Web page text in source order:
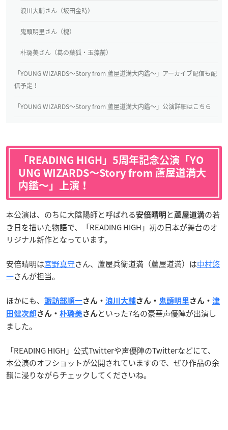
浪川大輔さん（坂田金時）
鬼頭明里さん（槐）
朴璐美さん（葛の葉狐・玉藻前）
「YOUNG WIZARDS〜Story from 蘆屋道満大内鑑〜」アーカイブ配信も配
信予定！
「YOUNG WIZARDS〜Story from 蘆屋道満大内鑑〜」公演詳細はこちら
「READING HIGH」5周年記念公演「YO
UNG WIZARDS〜Story from 蘆屋道満大
内鑑〜」上演！
本公演は、のちに大陰陽師と呼ばれる安倍晴明 と蘆屋道満の若
き日を描いた物語で、「READING HIGH」初の日本が舞台のオ
リジナル新作となっています。
安倍晴明は宮野真守さん、蘆屋兵衛道満（蘆屋道満）は中村悠
一さんが担当。
ほかにも、 諏訪部順一さん・ 浪川大輔さん・ 鬼頭明里 さん・ 津
田健次郎さん・ 朴璐美さんといった7名の豪華声優陣が出演し
ました。
「READING HIGH」公式Twitterや声優陣のTwitterなどにて、
本公演のオフショットが公開されていますので、ぜひ作品の余
韻に浸りながらチェックしてくださいね。